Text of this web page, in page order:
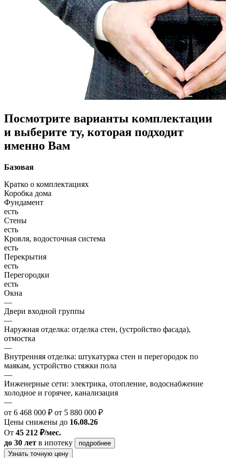
Посмотрите варианты комплектации
и выберите ту, которая подходит
именно Вам
Базовая
Кратко о комплектациях
Коробка дома
Фундамент
есть
Стены
есть
Кровля, водосточная система
есть
Перекрытия
есть
Перегородки
есть
Окна
—
Двери входной группы
—
Наружная отделка: отделка стен, (устройство фасада),
отмостка
—
Внутренняя отделка: штукатурка стен и перегородок по
маякам, устройство стяжки пола
—
Инженерные сети: электрика, отопление, водоснабжение
холодное и горячее, канализация
—
от 6 468 000 ₽ от 5 880 000 ₽
Цены снижены до 16.08.26
От 45 212 ₽/мес.
до 30 лет в ипотеку
подробнее
Узнать точную цену